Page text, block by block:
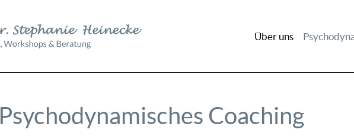
Über uns
Psychodynamisches Coaching